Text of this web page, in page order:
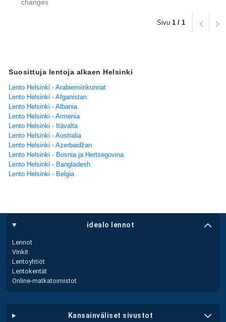
changes
Sivu 1 / 1
Suosittuja lentoja alkaen Helsinki
Lento Helsinki - Arabiemiirikunnat
Lento Helsinki - Afganistan
Lento Helsinki - Albania
Lento Helsinki - Armenia
Lento Helsinki - Itävalta
Lento Helsinki - Australia
Lento Helsinki - Azerbaidžan
Lento Helsinki - Bosnia ja Hertsegovina
Lento Helsinki - Bangladesh
Lento Helsinki - Belgia
idealo lennot
Lennot
Vinkit
Lentoyhtiöt
Lentokentät
Online-matkatoimistot
kansainväliset sivustot